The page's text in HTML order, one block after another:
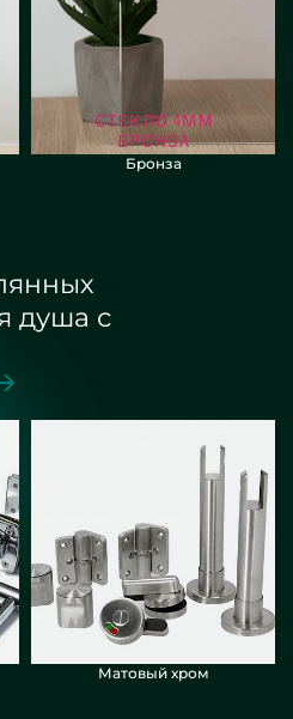
Бронза
душа с
Матовый хром